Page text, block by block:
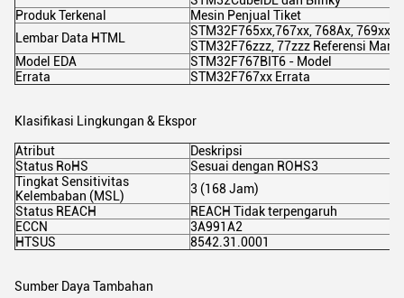
Produk Terkenal
Mesin Penjual Tiket
Lembar Data HTML
STM32F765xx,767xx, 768Ax, 769xx
STM32F76zzz, 77zzz Referensi
Model EDA
STM32F767BIT6 - Model
Errata
STM32F767xx Errata
Klasifikasi Lingkungan & Ekspor
Atribut
Deskripsi
Status RoHS
Sesuai dengan ROHS3
Tingkat Sensitivitas
Kelembaban (MSL)
3 (168 Jam)
Status REACH
REACH Tidak terpengaruh
ECCN
3A991A2
HTSUS
8542.31.0001
Sumber Daya Tambahan